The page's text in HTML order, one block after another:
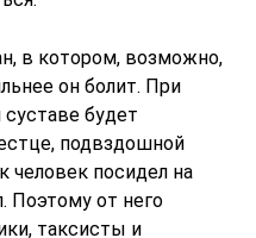
поэтому нужно
нагрузки, не
осложнений при
разновидности может
не зависит от какой-
что чрезмерную